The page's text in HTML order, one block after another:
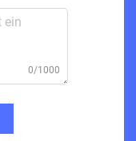
0/1000